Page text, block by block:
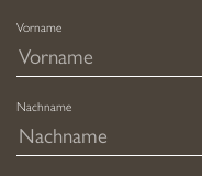
Vorname
Nachname